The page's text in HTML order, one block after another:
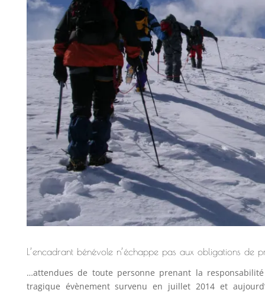
L’encadrant bénévole n’échappe pas aux obligations de
…attendues de toute personne prenant la
tragique évènement survenu en juillet 2014 et